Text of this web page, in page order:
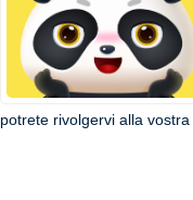
potrete rivolgervi alla vostra